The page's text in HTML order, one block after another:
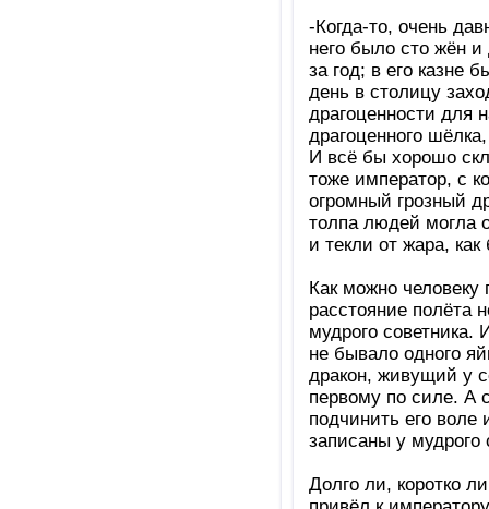
-Когда-то, очень
него было сто жён
за год; в его казне
день в столицу
драгоценности для
драгоценного
И всё бы хорошо
тоже император, с
огромный грозный
толпа людей могла
и текли от жара,
Как можно
расстояние полёта
мудрого советника.
не бывало одного
дракон, живущий у
первому по силе. А
подчинить его
записаны у мудрого
Долго ли, коротко